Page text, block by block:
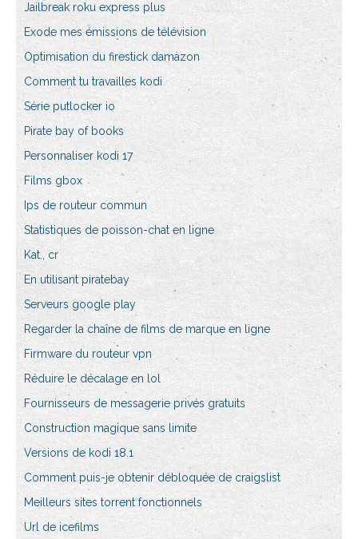
Jailbreak roku express plus
Exode mes émissions de télévision
Optimisation du firestick damazon
Comment tu travailles kodi
Série putlocker io
Pirate bay of books
Personnaliser kodi 17
Films gbox
Ips de routeur commun
Statistiques de poisson-chat en ligne
Kat., cr
En utilisant piratebay
Serveurs google play
Regarder la chaîne de films de marque en ligne
Firmware du routeur vpn
Réduire le décalage en lol
Fournisseurs de messagerie privés gratuits
Construction magique sans limite
Versions de kodi 18.1
Comment puis-je obtenir débloquée de craigslist
Meilleurs sites torrent fonctionnels
Url de icefilms